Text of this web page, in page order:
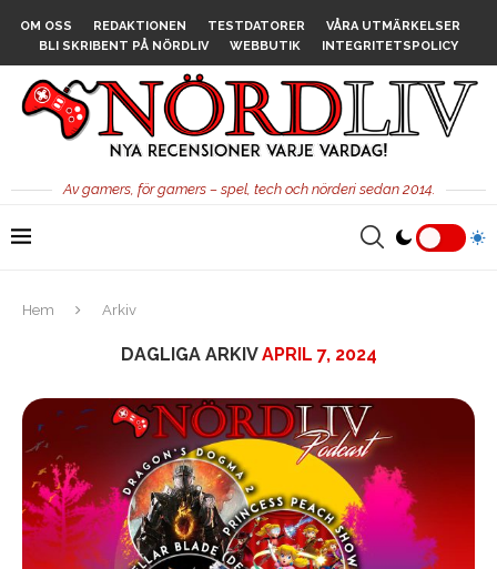
OM OSS REDAKTIONEN TESTDATORER
VÅRA UTMÄRKELSER
BLI SKRIBENT PÅ NÖRDLIV
WEBBUTIK INTEGRITETSPOLICY
Av gamers, för gamers – spel, tech och nörderi sedan 2014.
Hem Arkiv
DAGLIGA ARKIVAPRIL 7, 2024